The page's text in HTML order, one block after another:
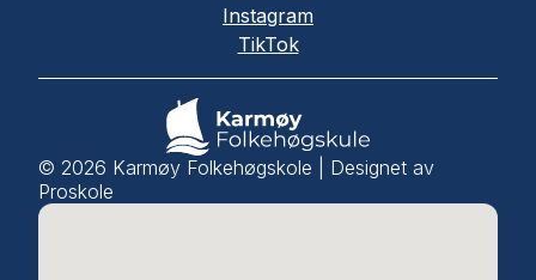
Instagram
TikTok
© 2026 Karmøy Folkehøgskole | Designet av
Proskole